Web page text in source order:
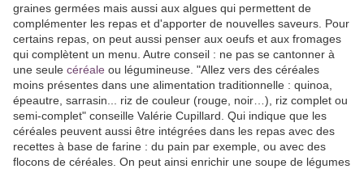
graines germées mais aussi aux algues qui permettent de
complémenter les repas et d'apporter de nouvelles saveurs. Pour
certains repas, on peut aussi penser aux oeufs et aux fromages
qui complètent un menu. Autre conseil : ne pas se cantonner à
une seule céréale ou légumineuse. "Allez vers des céréales
moins présentes dans une alimentation traditionnelle : quinoa,
épeautre, sarrasin... riz de couleur (rouge, noir…), riz complet ou
semi-complet" conseille Valérie Cupillard. Qui indique que les
céréales peuvent aussi être intégrées dans les repas avec des
recettes à base de farine : du pain par exemple, ou avec des
flocons de céréales. On peut ainsi enrichir une soupe de légumes